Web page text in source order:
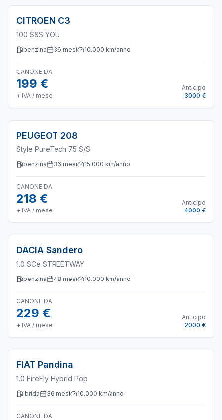
CITROEN C3
100 S&S YOU
benzina 36 mesi 10.000 km/anno
CANONE DA
199 €
+ IVA / mese
Anticipo
3000 €
PEUGEOT 208
Style PureTech 75 S/S
benzina 36 mesi 15.000 km/anno
CANONE DA
218 €
+ IVA / mese
Anticipo
4000 €
DACIA Sandero
1.0 SCe STREETWAY
benzina 48 mesi 10.000 km/anno
CANONE DA
229 €
+ IVA / mese
Anticipo
2000 €
FIAT Pandina
1.0 FireFly Hybrid Pop
ibrida 36 mesi 10.000 km/anno
CANONE DA